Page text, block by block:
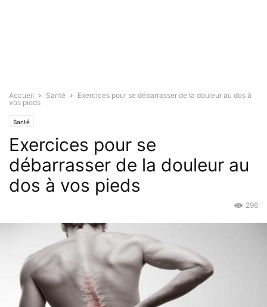
Accueil Santé
Exercices pour se débarrasser de la douleur au dos à
vos pieds
Santé
Exercices pour se
débarrasser de la douleur au
dos à vos pieds
296